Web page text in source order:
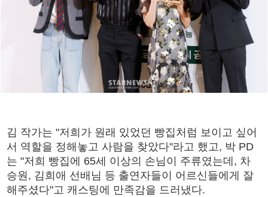
김 작가는 "저희가 원래 있었던 빵집처럼 보이고 싶어
서 역할을 정해놓고 사람을 찾았다"라고 했고, 박 PD
는 "저희 빵집에 65세 이상의 손님이 주류였는데, 차
승원, 김희애 선배님 등 출연자들이 어르신들에게 잘
해주셨다"고 캐스팅에 만족감을 드러냈다.